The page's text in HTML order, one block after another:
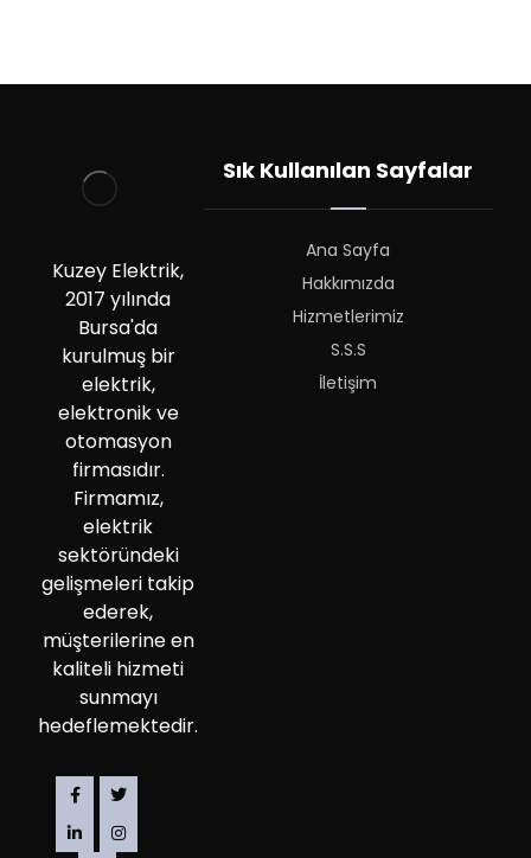
Kuzey Elektrik,
2017 yılında
Bursa'da
kurulmuş bir
elektrik,
elektronik ve
otomasyon
firmasıdır.
Firmamız,
elektrik
sektöründeki
gelişmeleri takip
ederek,
müşterilerine en
kaliteli hizmeti
sunmayı
hedeflemektedir.
Sık Kullanılan Sayfalar
Ana Sayfa
Hakkımızda
Hizmetlerimiz
S.S.S
İletişim